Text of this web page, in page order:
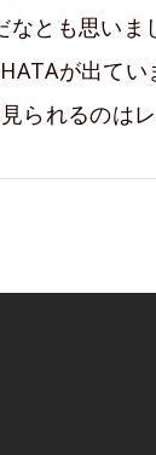
とも思いま
が出て
られるのはレ